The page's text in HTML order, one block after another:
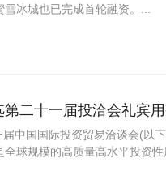
冰城也已完成首轮融资。...
二十一届投洽会礼宾
中国国际投资贸易洽谈会(以
球规模的高质量高水平投资